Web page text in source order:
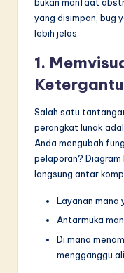
bukan manfaat
yang disimpan, bug
lebih jelas.
1.
Salah satu
perangkat lunak
Anda mengubah
pelaporan? Diagram
langsung antar
Layanan mana
Antarmuka
Di mana
mengganggu